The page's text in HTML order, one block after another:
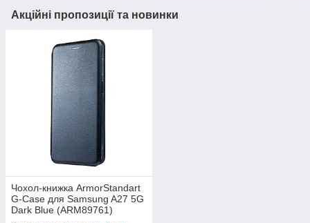
Акційні пропозиції та новинки
Чохол-книжка ArmorStandart
G-Case для Samsung A27 5G
Dark Blue (ARM89761)